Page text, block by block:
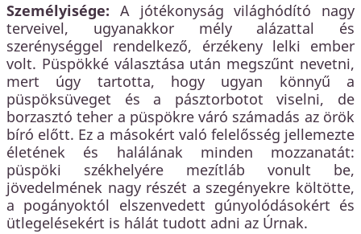
Személyisége: A jótékonyság világhódító nagy
terveivel, ugyanakkor mély alázattal és
szerénységgel rendelkező, érzékeny lelki ember
volt. Püspökké választása után megszűnt nevetni,
mert úgy tartotta, hogy ugyan könnyű a
püspöksüveget és a pásztorbotot viselni, de
borzasztó teher a püspökre váró számadás az örök
bíró előtt. Ez a másokért való felelősség jellemezte
életének és halálának minden mozzanatát:
püspöki székhelyére mezítláb vonult be,
jövedelmének nagy részét a szegényekre költötte,
a pogányoktól elszenvedett gúnyolódásokért és
ütlegelésekért is hálát tudott adni az Úrnak.